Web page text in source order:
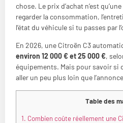
chose. Le prix d’achat n’est
regarder la consommation,
l’état du véhicule si tu passes par
En 2026, une Citroën C3
environ 12 000 € et 25 000 €,
équipements. Mais pour savoir si
aller un peu plus loin que
Table des
1. Combien coûte réellement une